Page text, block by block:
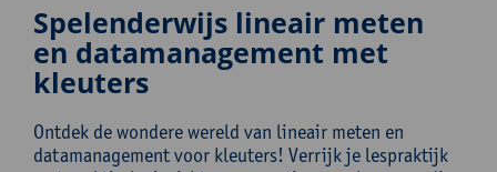
Spelenderwijs lineair meten
en datamanagement met
kleuters
Ontdek de wondere wereld van lineair meten en
datamanagement voor kleuters! Verrijk je lespraktijk